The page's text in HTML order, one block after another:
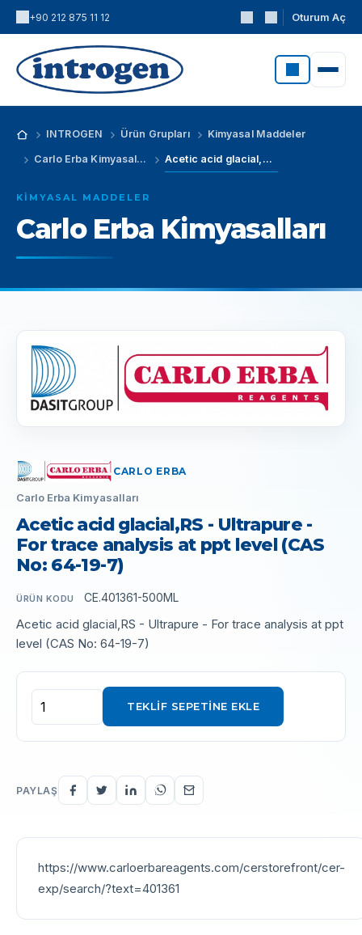
+90 212 875 11 12 Oturum Aç
INTROGEN Ürün Grupları Kimyasal Maddeler
Carlo Erba Kimyasalları Acetic acid glacial,RS - Ultrapure - For trace analysis at ppt level (CAS No: 64-19-7)
KIMYASAL MADDELER
Carlo Erba Kimyasalları
CARLO ERBA
Carlo Erba Kimyasalları
Acetic acid glacial,RS - Ultrapure -
For trace analysis at ppt level (CAS
No: 64-19-7)
ÜRÜN KODU CE.401361-500ML
Acetic acid glacial,RS - Ultrapure - For trace analysis at ppt
level (CAS No: 64-19-7)
TEKLIF SEPETINE EKLE
PAYLAŞ
https://www.carloerbareagents.com/cerstorefront/cer-
exp/search/?text=401361